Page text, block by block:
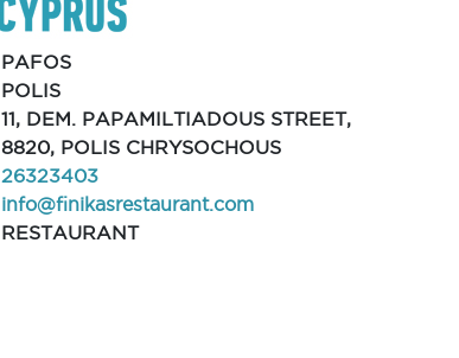
PAFOS
POLIS
11, DEM. PAPAMILTIADOUS STREET,
8820, POLIS CHRYSOCHOUS
26323403
info@finikasrestaurant.com
RESTAURANT